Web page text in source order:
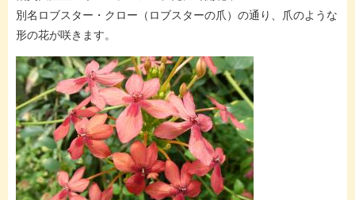
別名ロブスター・クロー（ロブスターの爪）の通り、爪のような
形の花が咲きます。